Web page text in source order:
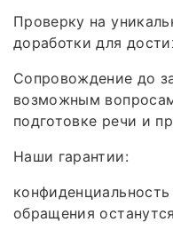
Проверку на
доработки для
Сопровождение до
возможным
подготовке речи и
Наши гарантии:
обращения